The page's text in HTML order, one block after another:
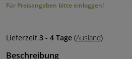
Für Preisangaben bitte einloggen!
Lieferzeit 3 - 4 Tage (Ausland)
Beschreibung